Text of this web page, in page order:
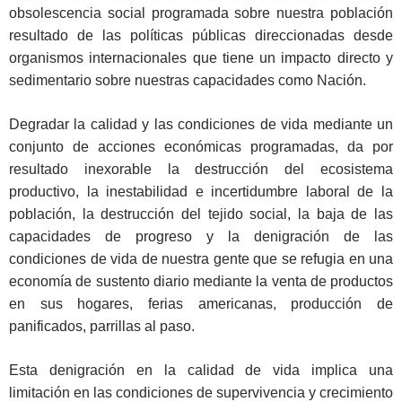
obsolescencia social programada sobre nuestra población
resultado de las políticas públicas direccionadas desde
organismos internacionales que tiene un impacto directo y
sedimentario sobre nuestras capacidades como Nación.
Degradar la calidad y las condiciones de vida mediante un
conjunto de acciones económicas programadas, da por
resultado inexorable la destrucción del ecosistema
productivo, la inestabilidad e incertidumbre laboral de la
población, la destrucción del tejido social, la baja de las
capacidades de progreso y la denigración de las
condiciones de vida de nuestra gente que se refugia en una
economía de sustento diario mediante la venta de productos
en sus hogares, ferias americanas, producción de
panificados, parrillas al paso.
Esta denigración en la calidad de vida implica una
limitación en las condiciones de supervivencia y crecimiento